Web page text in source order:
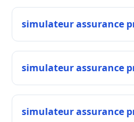
simulateur assurance
simulateur assurance
simulateur assurance